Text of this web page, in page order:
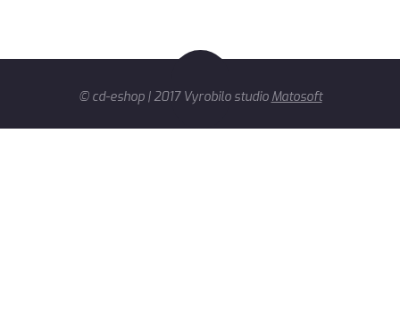
© cd-eshop | 2017 Vyrobilo studio Matosoft